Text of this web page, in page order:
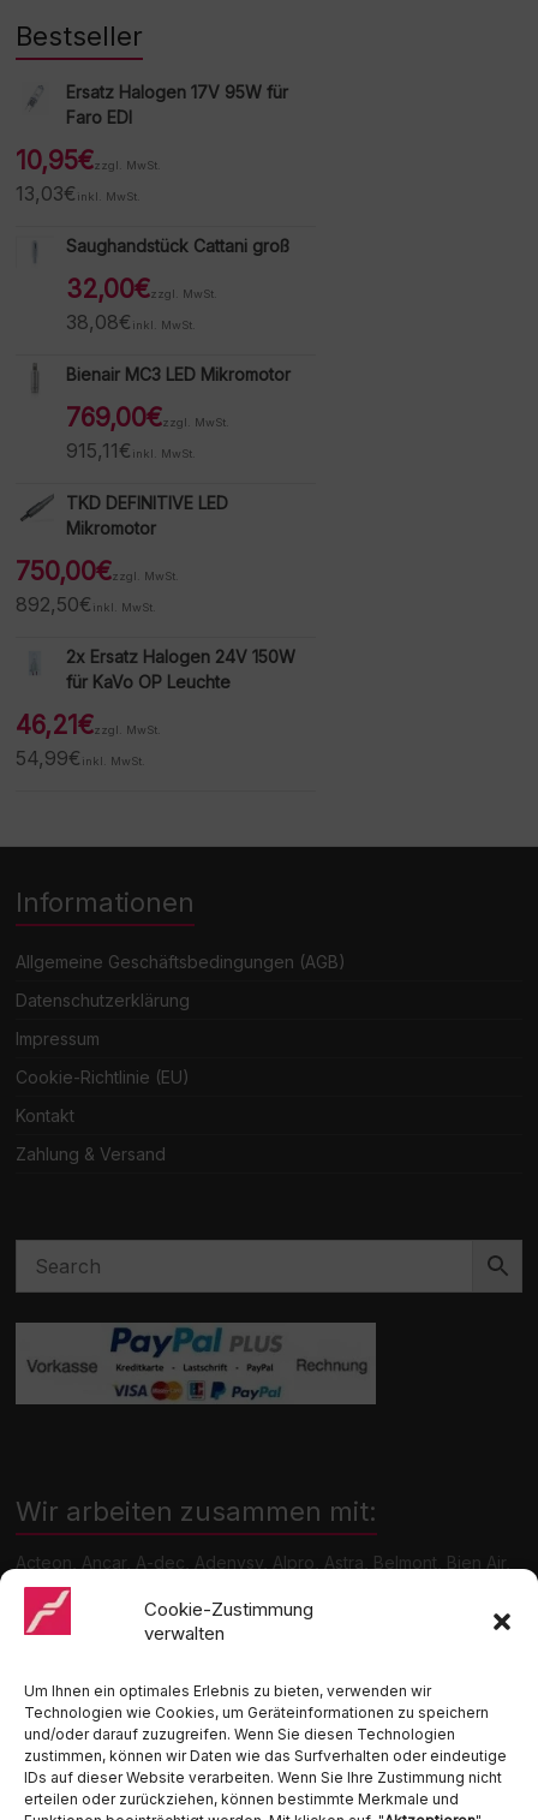
Cookie-Zustimmung
verwalten
Um Ihnen ein optimales Erlebnis zu bieten, verwenden wir
Technologien wie Cookies, um Geräteinformationen zu speichern
und/oder darauf zuzugreifen. Wenn Sie diesen Technologien
zustimmen, können wir Daten wie das Surfverhalten oder eindeutige
IDs auf dieser Website verarbeiten. Wenn Sie Ihre Zustimmung nicht
erteilen oder zurückziehen, können bestimmte Merkmale und
Bestseller
Ersatz Halogen 17V 95W für
Faro EDI
10,95€zzgl. MwSt.
13,03€ inkl. MwSt.
Saughandstück Cattani groß
32,00€zzgl. MwSt.
38,08€ inkl. MwSt.
Bienair MC3 LED Mikromotor
769,00€zzgl. MwSt.
915,11€ inkl. MwSt.
TKD DEFINITIVE LED
Mikromotor
750,00€zzgl. MwSt.
892,50€ inkl. MwSt.
2x Ersatz Halogen 24V 150W
für KaVo OP Leuchte
46,21€zzgl. MwSt.
54,99€ inkl. MwSt.
Informationen
Allgemeine Geschäftsbedingungen (AGB)
Datenschutzerklärung
Impressum
Cookie-Richtlinie (EU)
Kontakt
Zahlung & Versand
Wir arbeiten zusammen mit:
Acteon, Ancar, A-dec, Adenysy, Alpro, Astra, Belmont, Bien Air,
Cattani, Chirana, DCI, Dürr, ETI, Euronda, Faro, Gcomm, KaVo,
Medentex, Melag, Midmark, Metasys, MK-Dent, NSK, Ophardt
Hygiene, Ritter, Satelec, Scican, TKD, Velopex, u.v.m